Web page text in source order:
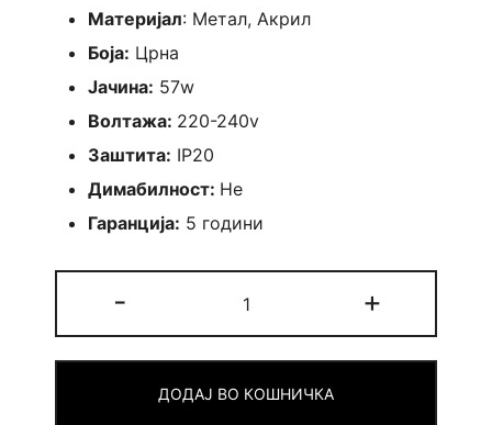
Материјал: Метал, Акрил
Боја: Црна
Јачина: 57w
Волтажа: 220-240v
Заштита: IP20
Димабилност: Не
Гаранција: 5 години
-
Nala
quantity
+
ДОДАЈ ВО КОШНИЧКА